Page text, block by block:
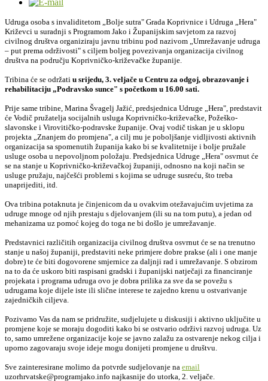
Udruga osoba s invaliditetom „Bolje sutra" Grada Koprivnice i Udruga „Hera"
Križevci u suradnji s Programom Jako i Županijskim savjetom za razvoj
civilnog društva organiziraju javnu tribinu pod nazivom „Umrežavanje udruga
– put prema održivosti" s ciljem boljeg povezivanja organizacija civilnog
društva na području Koprivničko-križevačke županije.
Tribina će se održati u srijedu, 3. veljače u Centru za odgoj, obrazovanje i
rehabilitaciju „Podravsko sunce" s početkom u 16.00 sati.
Prije same tribine, Marina Švagelj Jažić, predsjednica Udruge „Hera", predstavit
će Vodič pružatelja socijalnih usluga Koprivničko-križevačke, Požeško-
slavonske i Virovitičko-podravske županije. Ovaj vodič tiskan je u sklopu
projekta „Znanjem do promjena", a cilj mu je poboljšanje vidljivosti aktivnih
organizacija sa spomenutih županija kako bi se kvalitetnije i bolje pružale
usluge osoba u nepovoljnom položaju. Predsjednica Udruge „Hera" osvrnut će
se na stanje u Koprivničko-križevačkoj županiji, odnosno na koji način se
usluge pružaju, najčešći problemi s kojima se udruge susreću, što treba
unaprijediti, itd.
Ova tribina potaknuta je činjenicom da u ovakvim otežavajućim uvjetima za
udruge mnoge od njih prestaju s djelovanjem (ili su na tom putu), a jedan od
mehanizama uz pomoć kojeg do toga ne bi došlo je umrežavanje.
Predstavnici različitih organizacija civilnog društva osvrnut će se na trenutno
stanje u našoj županiji, predstaviti neke primjere dobre prakse (ali i one manje
dobre) te će biti dogovorene smjernice za daljnji rad i umrežavanje. S obzirom
na to da će uskoro biti raspisani gradski i županijski natječaji za financiranje
projekata i programa udruga ovo je dobra prilika za sve da se povežu s
udrugama koje dijele iste ili slične interese te zajedno krenu u ostvarivanje
zajedničkih ciljeva.
Pozivamo Vas da nam se pridružite, sudjelujete u diskusiji i aktivno uključite u
promjene koje se moraju dogoditi kako bi se ostvario održivi razvoj udruga. Uz
to, samo umrežene organizacije koje se javno zalažu za ostvarenje nekog cilja i
uporno zagovaraju svoje ideje mogu donijeti promjene u društvu.
Sve zainteresirane molimo da potvrde sudjelovanje na email
uzorhrvatske@programjako.info najkasnije do utorka, 2. veljače.